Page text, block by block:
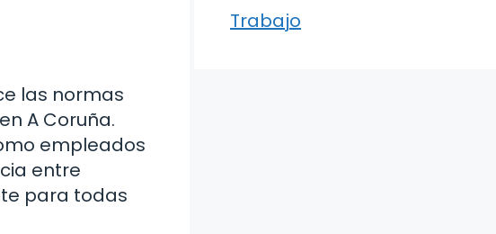
las normas
A Coruña.
empleados
entre
para todas
Trabajo